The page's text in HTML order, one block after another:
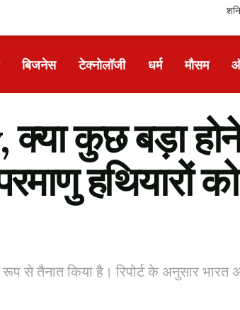
बिजनेस टेक्नोलॉजी धर्म मौसम
कुछ बड़ा होने
हथियारों को
से तैनात किया है। रिपोर्ट के अनुसार भारत